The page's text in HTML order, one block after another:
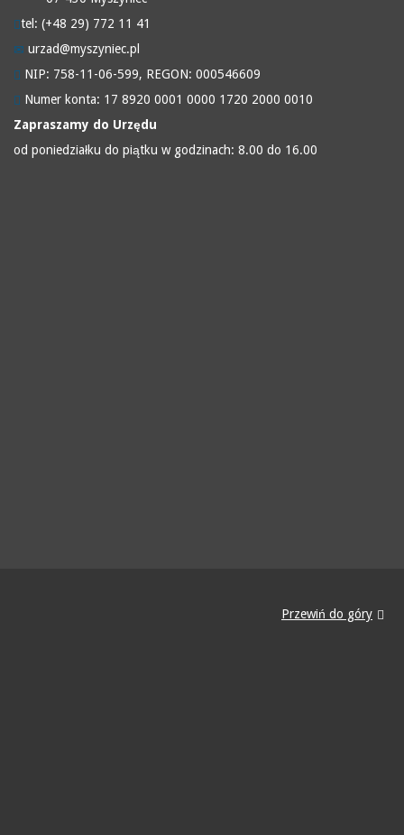
tel: (+48 29) 772 11 41
urzad@myszyniec.pl
NIP: 758-11-06-599, REGON: 000546609
Numer konta: 17 8920 0001 0000 1720 2000 0010
Zapraszamy do Urzędu
od poniedziałku do piątku w godzinach: 8.00 do 16.00
Przewiń do góry